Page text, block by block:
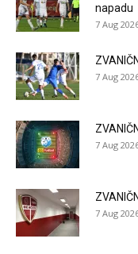
napadu
7 Aug
7 Aug
7 Aug
7 Aug